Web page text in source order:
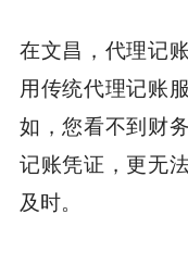
在文昌，代理记
用传统代理记账
如，您看不到财
记账凭证，更无
及时。